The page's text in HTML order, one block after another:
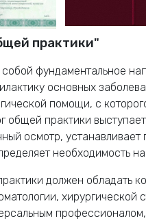
практики"
фундаментальное
основных
помощи, с
общей практики
осмотр, устанавливает
необходимость
должен обладать
хирургической